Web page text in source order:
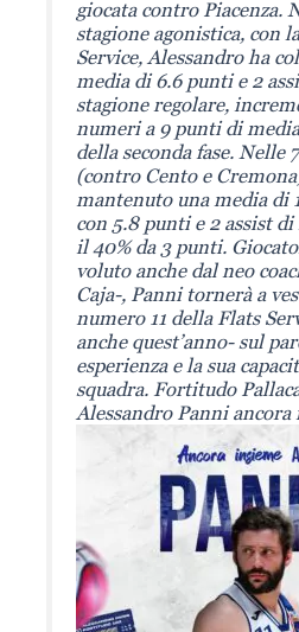
giocata contro Piacenza.
stagione agonistica, con
Service, Alessandro ha
media di 6.6 punti e 2
stagione regolare,
numeri a 9 punti di
della seconda fase. Nelle
(contro Cento e
mantenuto una media di
con 5.8 punti e 2 assist
il 40% da 3 punti.
voluto anche dal neo
Caja-, Panni tornerà a
numero 11 della Flats
anche quest’anno- sul
esperienza e la sua
squadra. Fortitudo
Alessandro Panni